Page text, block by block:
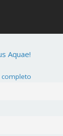
Aquae!